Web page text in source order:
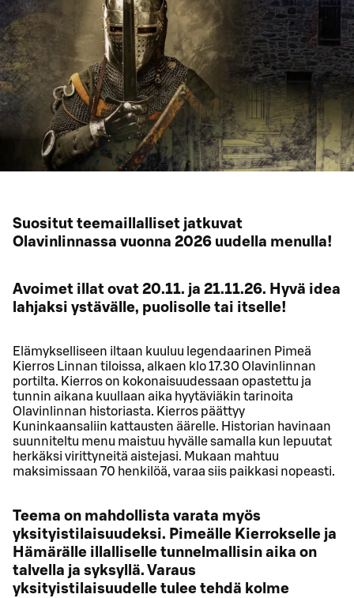
Suositut teemaillalliset jatkuvat
Olavinlinnassa vuonna 2026 uudella menulla!
Avoimet illat ovat 20.11. ja 21.11.26. Hyvä idea
lahjaksi ystävälle, puolisolle tai itselle!
Elämykselliseen iltaan kuuluu legendaarinen Pimeä
Kierros Linnan tiloissa, alkaen klo 17.30 Olavinlinnan
portilta. Kierros on kokonaisuudessaan opastettu ja
tunnin aikana kuullaan aika hyytäviäkin tarinoita
Olavinlinnan historiasta. Kierros päättyy
Kuninkaansaliin kattausten äärelle. Historian havinaan
suunniteltu menu maistuu hyvälle samalla kun lepuutat
herkäksi virittyneitä aistejasi. Mukaan mahtuu
maksimissaan 70 henkilöä, varaa siis paikkasi nopeasti.
Teema on mahdollista varata myös
yksityistilaisuudeksi. Pimeälle Kierrokselle ja
Hämärälle illalliselle tunnelmallisin aika on
talvella ja syksyllä. Varaus
yksityistilaisuudelle tulee tehdä kolme